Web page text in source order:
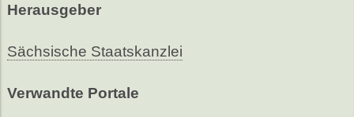
Herausgeber
Sächsische Staatskanzlei
Verwandte Portale